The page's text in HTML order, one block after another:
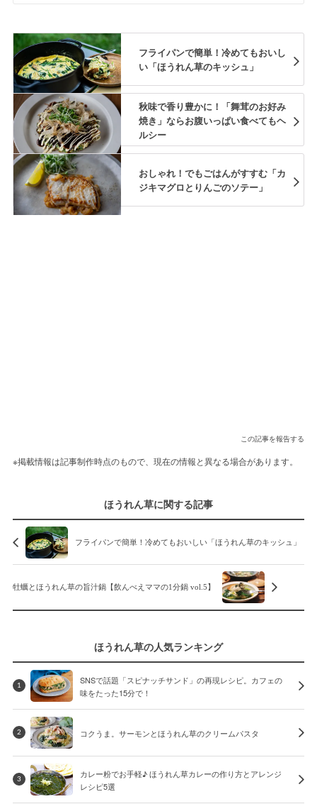
フライパンで簡単！冷めてもおいし
い「ほうれん草のキッシュ」
秋味で香り豊かに！「舞茸のお好み
焼き」ならお腹いっぱい食べてもヘ
ルシー
おしゃれ！でもごはんがすすむ「カ
ジキマグロとりんごのソテー」
この記事を報告する
※掲載情報は記事制作時点のもので、現在の情報と異なる場合があります。
ほうれん草に関する記事
フライパンで簡単！冷めてもおいしい「ほうれん草のキッシュ」
牡蠣とほうれん草の旨汁鍋【飲んべえママの1分鍋 vol.5】
ほうれん草の人気ランキング
1
SNSで話題「スピナッチサンド」の再現レシピ。カフェの
味をたった15分で！
2 コクうま。サーモンとほうれん草のクリームパスタ
3
カレー粉でお手軽♪ ほうれん草カレーの作り方とアレンジ
レシピ5選